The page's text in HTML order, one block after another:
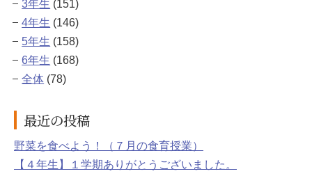
3年生 (151)
4年生 (146)
5年生 (158)
6年生 (168)
全体 (78)
最近の投稿
野菜を食べよう！（７月の食育授業）
【４年生】１学期ありがとうございました。